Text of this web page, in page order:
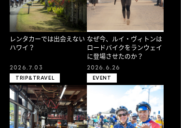
レンタカーでは出会えない
ハワイ？
2026.7.03
なぜ今、ルイ・ヴィトンは
ロードバイクをランウェイ
に登場させたのか？
2026.6.26
TRIP&TRAVEL EVENT